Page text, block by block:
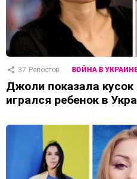
37 Репостов ВОЙНА В
Джоли показала
игрался ребенок в